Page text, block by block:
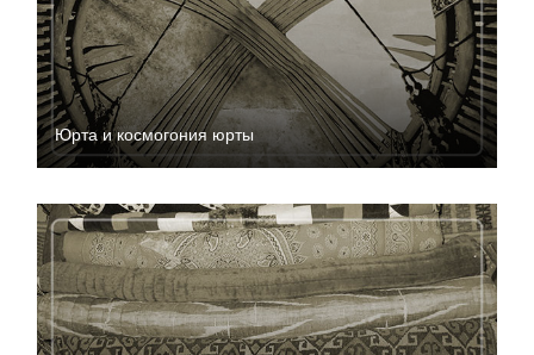
Юрта и космогония юрты